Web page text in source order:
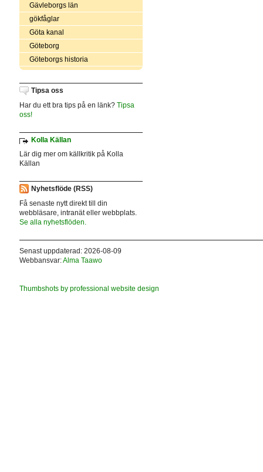
Gävleborgs län
gökfåglar
Göta kanal
Göteborg
Göteborgs historia
Tipsa oss
Har du ett bra tips på en länk? Tipsa
oss!
Kolla Källan
Lär dig mer om källkritik på Kolla
Källan
Nyhetsflöde (RSS)
Få senaste nytt direkt till din
webbläsare, intranät eller webbplats.
Se alla nyhetsflöden.
Senast uppdaterad: 2026-08-09
Webbansvar:Alma Taawo
Thumbshots by professional website design